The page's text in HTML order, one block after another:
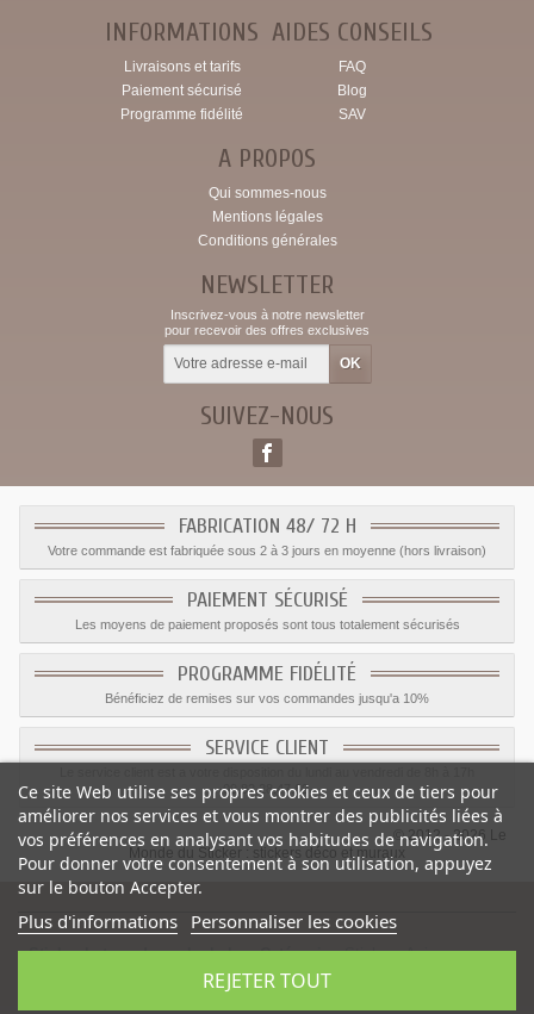
INFORMATIONS
Livraisons et tarifs
Paiement sécurisé
Programme fidélité
AIDES CONSEILS
FAQ
Blog
SAV
A PROPOS
Qui sommes-nous
Mentions légales
Conditions générales
NEWSLETTER
Inscrivez-vous à notre newsletter
pour recevoir des offres exclusives
SUIVEZ-NOUS
FABRICATION 48/ 72 H
Votre commande est fabriquée sous 2 à 3 jours en moyenne (hors livraison)
PAIEMENT SÉCURISÉ
Les moyens de paiement proposés sont tous totalement sécurisés
PROGRAMME FIDÉLITÉ
Bénéficiez de remises sur vos commandes jusqu'a 10%
SERVICE CLIENT
09.82.28.47.69.
© 2012 - 2026 Le
Monde du Sticker :
stickers déco et muraux
Sticker bateau de peche bebe-Catégorie:Stickers Animaux mer-
Prix:1.05€
Ce site Web utilise ses propres cookies et ceux de tiers pour
améliorer nos services et vous montrer des publicités liées à
vos préférences en analysant vos habitudes de navigation.
Pour donner votre consentement à son utilisation, appuyez
sur le bouton Accepter.
Plus d'informations Personnaliser les cookies
REJETER TOUT